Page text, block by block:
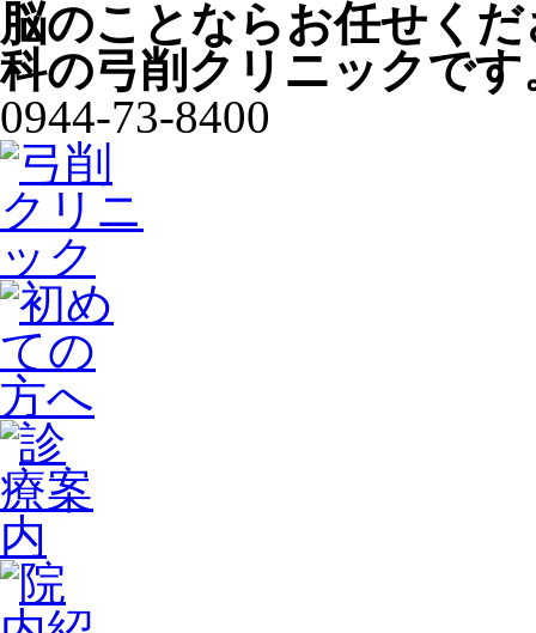
脳のことならお任せく
科の弓削クリニックです
0944-73-8400